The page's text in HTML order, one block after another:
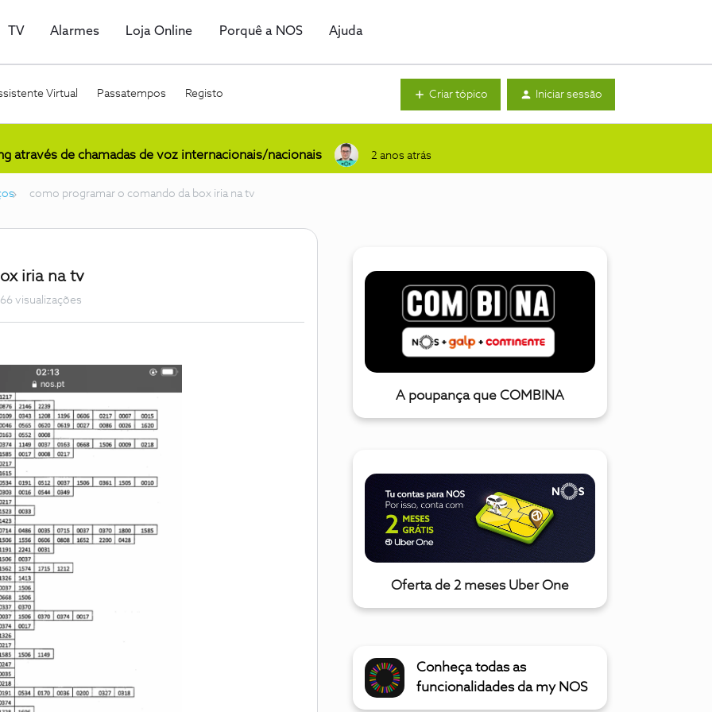
TV Alarmes Loja Online Porquê a NOS Ajuda
Virtual Passatempos Registo Criar tópico Iniciar sessão
através de chamadas de voz internacionais/nacionais 2 anos atrás
como programar o comando da box iria na tv
iria na tv
visualizações
A poupança que COMBINA
Oferta de 2 meses Uber One
Conheça todas as
funcionalidades da my NOS